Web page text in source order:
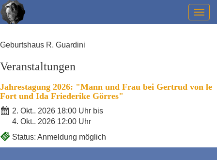
Geburtshaus R. Guardini
Veranstaltungen
Jahrestagung 2026: "Mann und Frau bei Gertrud von le
Fort und Ida Friederike Görres"
2. Okt.. 2026 18:00 Uhr bis
4. Okt.. 2026 12:00 Uhr
Status: Anmeldung möglich